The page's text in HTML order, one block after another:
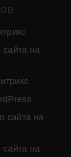
сайта на
сайта на
сайта на